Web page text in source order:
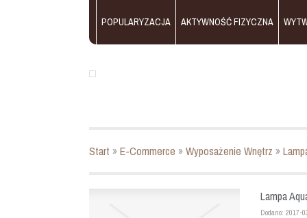
POPULARYZACJA AKTYWNOŚĆ FIZYCZNA
Start »E-Commerce »Wyposażenie Wnętrz »
Lampa
Dodano: 2017-